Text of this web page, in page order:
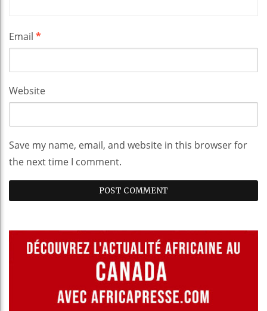
Email *
Website
Save my name, email, and website in this browser for
the next time I comment.